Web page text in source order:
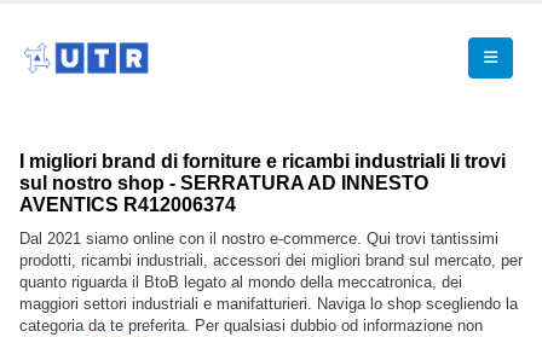
I migliori brand di forniture e ricambi industriali li trovi
sul nostro shop - SERRATURA AD INNESTO
AVENTICS R412006374
Dal 2021 siamo online con il nostro e-commerce. Qui trovi tantissimi
prodotti, ricambi industriali, accessori dei migliori brand sul mercato, per
quanto riguarda il BtoB legato al mondo della meccatronica, dei
maggiori settori industriali e manifatturieri. Naviga lo shop scegliendo la
categoria da te preferita. Per qualsiasi dubbio od informazione non